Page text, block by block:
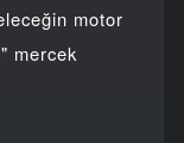
motor
mercek